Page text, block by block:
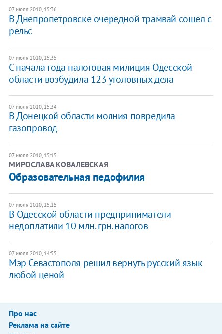
07 июля 2010, 15:36
В Днепропетровске очередной трамвай сошел с
рельс
07 июля 2010, 15:35
С начала года налоговая милиция Одесской
области возбудила 123 уголовных дела
07 июля 2010, 15:34
В Донецкой области молния повредила
газопровод
07 июля 2010, 15:15
МИРОСЛАВА КОВАЛЕВСКАЯ
Образовательная педофилия
07 июля 2010, 15:15
В Одесской области предприниматели
недоплатили 10 млн. грн. налогов
07 июля 2010, 14:55
Мэр Севастополя решил вернуть русский язык
любой ценой
Про нас
Реклама на сайте